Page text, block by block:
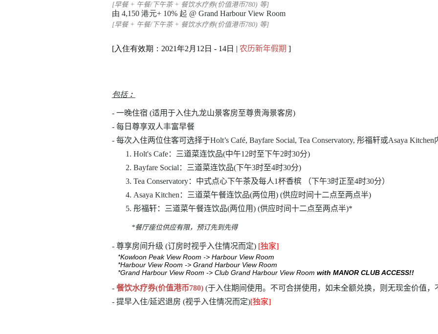
[早餐 + 午餐/下午茶 + 餐饮水疗券(价值港币780) 等]
由 4,150 港元+ 10% 起 @ Grand Harbour View Room
[早餐 + 午餐/下午茶 + 餐饮水疗券(价值港币780) 等]
[入住有效期： 2021年2月12日 - 14日 | 农历新年假期 ]
包括︰
- 一晚住宿 (适用于入住九龙山景客房至尊贵海景客房)
- 每日尊享双人丰富早餐
- 每次入住两位住客可选择于Holt’s Café, Bayfare Social, Tea Conservatory, 彤福轩或Asaya
1. Holt's Cafe：三道菜连饮品(中午12时至下午2时30分)
2. Bayfare Social：三道菜连饮品(下午3时至4时30分)
3. Tea Conservatory：中式点心下午茶及每人1杯香槟 （下午3时正至4时30分）
4. Asaya Kitchen：三道菜午餐连饮品(两位用) (供应时间十二点至两点半)
5. 彤福轩：三道菜午餐连饮品(两位用) (供应时间十二点至两点半)*
*餐厅座位供应有限，预订先到先得
- 尊享房间升级 (订房时视乎入住情况而定) [独家]
*Kowloon Peak View Room -> Harbour View Room
*Harbour View Room -> Grand Harbour View Room
*Grand Harbour View Room -> Club Grand Harbour View Room with MANOR CLUB ACCESS!!
- 餐饮水疗券(价值港币780) (于入住期间使用。不可合拼使用，如未全额兑换，则无现金价值，
- 提早入住/延迟退房 (视乎入住情况而定)[独家]